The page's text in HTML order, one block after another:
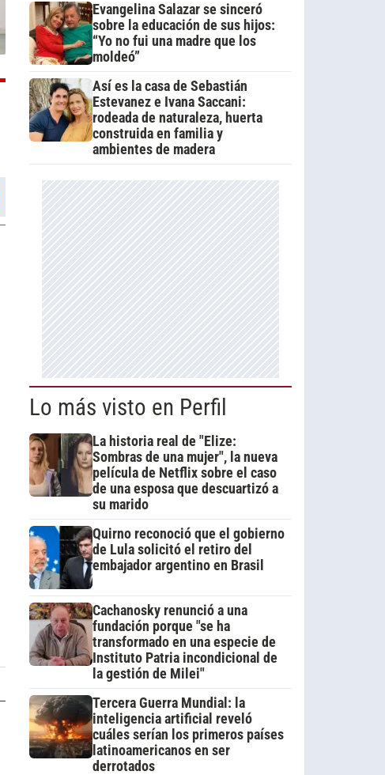
Evangelina Salazar se sinceró
sobre la educación de sus hijos:
“Yo no fui una madre que los
moldeó”
Así es la casa de Sebastián
Estevanez e Ivana Saccani:
rodeada de naturaleza, huerta
construida en familia y
ambientes de madera
Lo más visto en Perfil
La historia real de "Elize:
Sombras de una mujer", la nueva
película de Netflix sobre el caso
de una esposa que descuartizó a
su marido
Quirno reconoció que el gobierno
de Lula solicitó el retiro del
embajador argentino en Brasil
Cachanosky renunció a una
fundación porque "se ha
transformado en una especie de
Instituto Patria incondicional de
la gestión de Milei"
Tercera Guerra Mundial: la
inteligencia artificial reveló
cuáles serían los primeros países
latinoamericanos en ser
derrotados